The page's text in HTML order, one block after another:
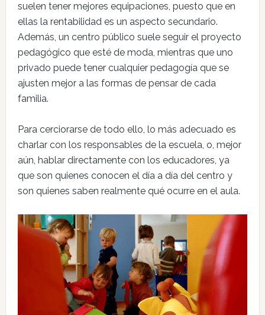
suelen tener mejores equipaciones, puesto que en
ellas la rentabilidad es un aspecto secundario.
Además, un centro público suele seguir el proyecto
pedagógico que esté de moda, mientras que uno
privado puede tener cualquier pedagogía que se
ajusten mejor a las formas de pensar de cada
familia.
Para cerciorarse de todo ello, lo más adecuado es
charlar con los responsables de la escuela, o, mejor
aún, hablar directamente con los educadores, ya
que son quienes conocen el día a día del centro y
son quienes saben realmente qué ocurre en el aula.